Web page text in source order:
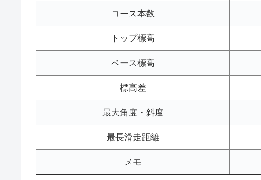
コース本数
トップ標高
ベース標高
標高差
最大角度・斜度
最長滑走距離
メモ